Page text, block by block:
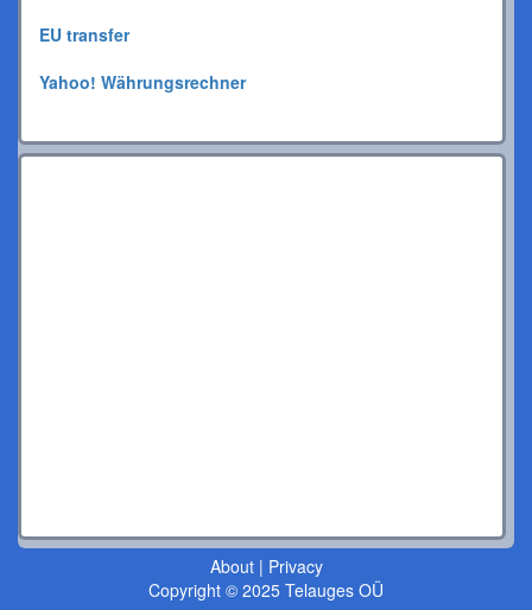
EU transfer
Yahoo! Währungsrechner
About| Privacy
Copyright © 2025 Telauges OÜ